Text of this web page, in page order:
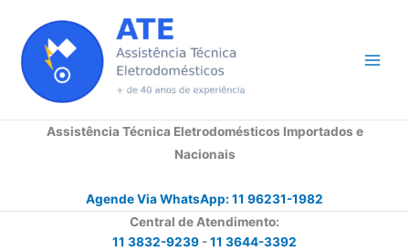
conteúdo
Assistência Técnica Eletrodomésticos Importados e
Nacionais
Agende Via WhatsApp: 11 96231-1982
Central de Atendimento:
11 3832-9239 -11 3644-3392